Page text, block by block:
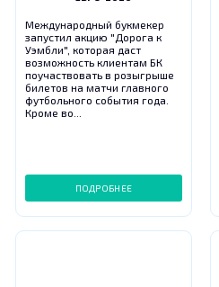
Международный букмекер
запустил акцию "Дорога к
Уэмбли", которая даст
возможность клиентам БК
поучаствовать в розыгрыше
билетов на матчи главного
футбольного события года.
Кроме во...
ПОДРОБНЕЕ